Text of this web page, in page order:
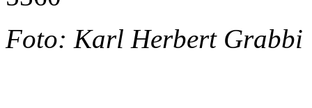
Foto: Karl Herbert Grabbi